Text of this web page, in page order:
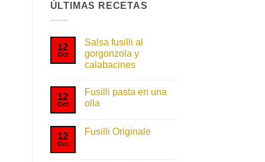
ÚLTIMAS RECETAS
12
Oct
Salsa fusilli al
gorgonzola y
calabacines
comentarios
Salsa
gorgonzola
12
Oct
Fusilli pasta en una
olla
comentarios
12
Oct
Fusilli Originale